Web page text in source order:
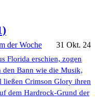
der Woche 31 Okt. 24
Florida erschien, zogen
den Bann wie die Musik,
ließen Crimson Glory ihren
dem Hardrock-Grund der